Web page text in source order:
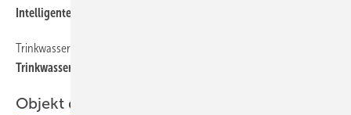
Intelligentes Wassermanagement für die Trinkwasserhygiene
Trinkwasserhygiene
Trinkwasserqualität wird in Echtzeit überwacht
Objekt des Monats